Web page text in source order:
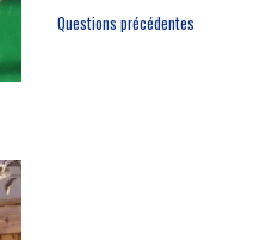
Questions précédentes